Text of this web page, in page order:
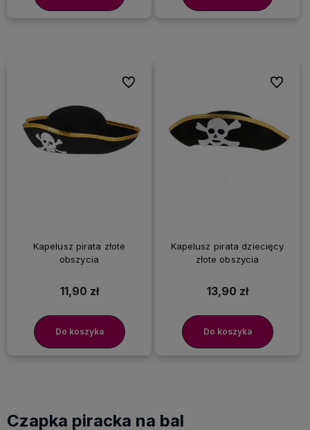
Kapelusz pirata złote
obszycia
11,90 zł
Do koszyka
Do ulubionych
Kapelusz pirata dziecięcy
złote obszycia
13,90 zł
Do koszyka
Do
Czapka piracka na bal